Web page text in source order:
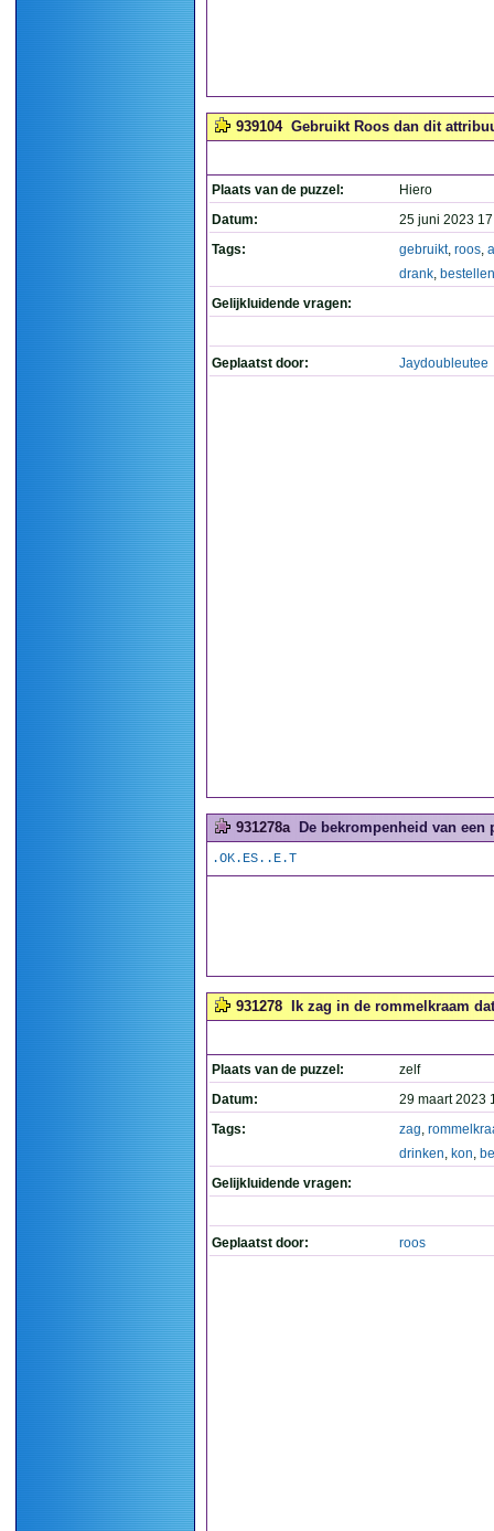
939104 Gebruikt Roos dan dit
Plaats van de puzzel:
Hiero
Datum:
25 juni 2023
Tags:
gebruikt, roos,
drank, bestellen
Gelijkluidende vragen:
Geplaatst door: Jaydoubleutee
931278a De bekrompenheid van een
.OK.ES..E.T
931278 Ik zag in de rommelkraam
Plaats van de puzzel:
zelf
Datum:
29 maart 2023
Tags:
zag,
drinken, kon,
Gelijkluidende vragen:
Geplaatst door: roos